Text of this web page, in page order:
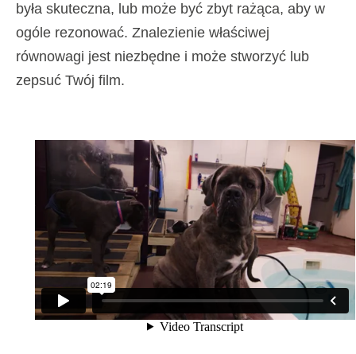
była skuteczna, lub może być zbyt rażąca, aby w
ogóle rezonować. Znalezienie właściwej
równowagi jest niezbędne i może stworzyć lub
zepsuć Twój film.